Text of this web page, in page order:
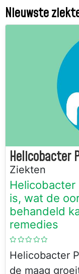
Nieuwste
Helicobacter
Ziekten
is, wat de
behandeld
remedies
Helicobacter
de maag